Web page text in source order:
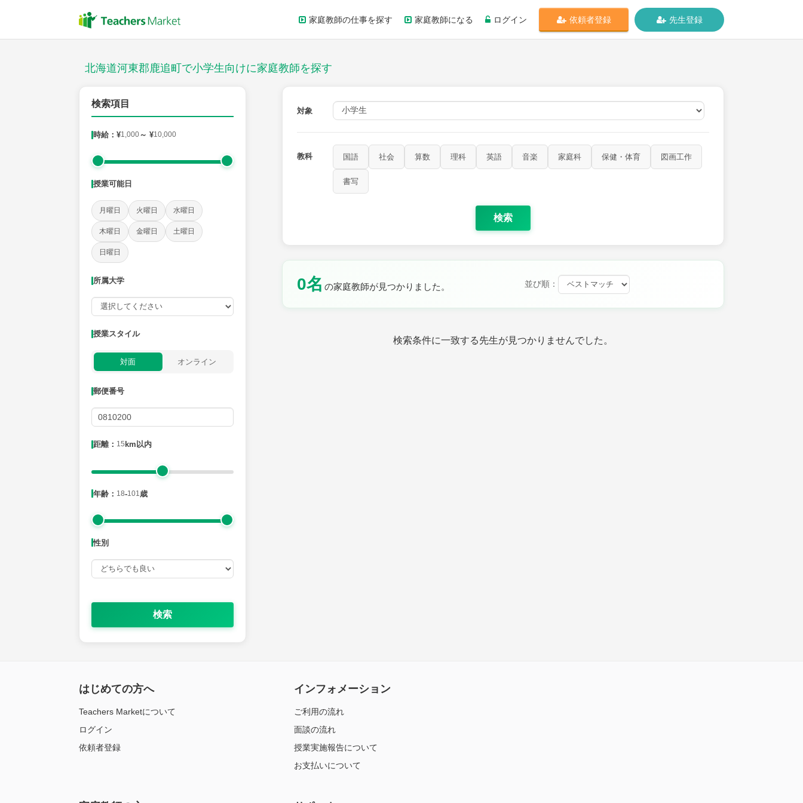
家庭教師の仕事を探す 家庭教師になる ログイン 依頼者登録 先生登録
北海道河東郡鹿追町で小学生向けに家庭教師を探す
検索項目
時給：¥1,000～ ¥10,000
授業可能日
月曜日 火曜日 水曜日
木曜日 金曜日 土曜日
日曜日
所属大学
授業スタイル
対面 オンライン
郵便番号
距離： 15 km以内
年齢： 18-101 歳
性別
検索
対象
教科 国語 社会 算数 理科 英語 音楽 家庭科 保健・体育 図画工作
書写
検索
0名 の家庭教師が見つかりました。 並び順：
検索条件に一致する先生が見つかりませんでした。
授業スタイル
社会 算数 理科
時給：¥1,000 ～ ¥10,000
授業可能日
月曜日 火曜日
距離：15km以内
年齢：18-101歳
はじめての方へ
Teachers Marketについて
ログイン
依頼者登録
インフォメーション
ご利用の流れ
面談の流れ
授業実施報告について
お支払いについて